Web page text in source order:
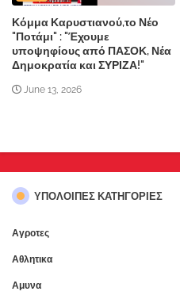
Κόμμα Καρυστιανού,το Νέο
"Ποτάμι" : "Έχουμε
υποψηφίους από ΠΑΣΟΚ, Νέα
Δημοκρατία και ΣΥΡΙΖΑ!"
June 13, 2026
ΥΠΌΛΟΙΠΕΣ ΚΑΤΗΓΟΡΊΕΣ
Αγροτες
Αθλητικα
Αμυνα